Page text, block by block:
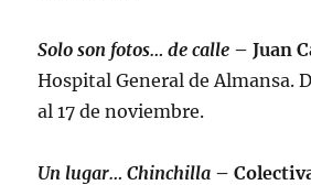
Solo son fotos… de calle – Juan
Hospital General de Almansa.
al 17 de noviembre.
Un lugar… Chinchilla –